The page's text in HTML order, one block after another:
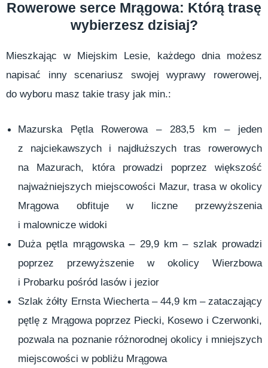
Rowerowe serce Mrągowa: Którą trasę
wybierzesz dzisiaj?
Mieszkając w Miejskim Lesie, każdego dnia możesz
napisać inny scenariusz swojej wyprawy rowerowej,
do wyboru masz takie trasy jak min.:
Mazurska Pętla Rowerowa – 283,5 km – jeden
z najciekawszych i najdłuższych tras rowerowych
na Mazurach, która prowadzi poprzez większość
najważniejszych miejscowości Mazur, trasa w okolicy
Mrągowa obfituje w liczne przewyższenia
i malownicze widoki
Duża pętla mrągowska – 29,9 km – szlak prowadzi
poprzez przewyższenie w okolicy Wierzbowa
i Probarku pośród lasów i jezior
Szlak żółty Ernsta Wiecherta – 44,9 km – zataczający
pętlę z Mrągowa poprzez Piecki, Kosewo i Czerwonki,
pozwala na poznanie różnorodnej okolicy i mniejszych
miejscowości w pobliżu Mrągowa